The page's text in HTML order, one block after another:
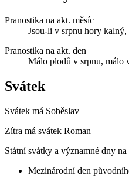
Pranostika na akt. měsíc
Jsou-li v srpnu hory
Pranostika na akt. den
Málo plodů v srpnu, málo
Svátek
Svátek má Soběslav
Zítra má svátek Roman
Státní svátky a významné dny na
Mezinárodní den